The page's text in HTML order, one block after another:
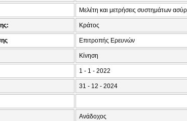
Μελέτη και μετρήσεις συστημάτων
Κράτος
Επιτροπής Ερευνών
Κίνηση
1 - 1 - 2022
31 - 12 - 2024
Ανάδοχος